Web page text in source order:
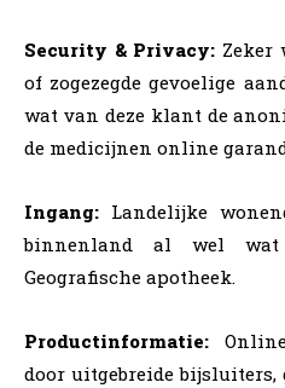
Security & Privacy: Zeker
of zogezegde gevoelige
wat van deze klant de
de medicijnen online
Ingang: Landelijke
binnenland al wel
Geografische apotheek.
Productinformatie:
door uitgebreide